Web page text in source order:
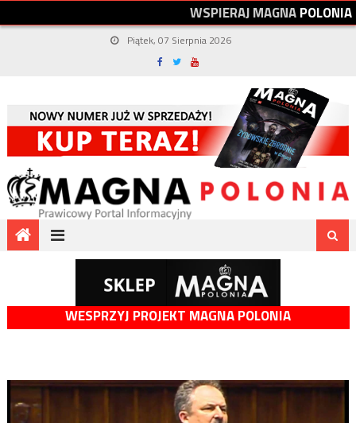
WSPIERAJMAGNAPOLONIA
Piątek, 07 Sierpnia 2026
WESPRZYJ PROJEKT MAGNA POLONIA